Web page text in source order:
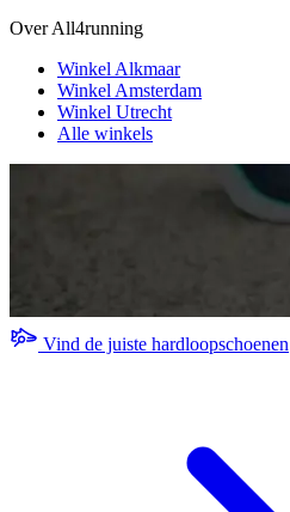
Over All4running
Winkel Alkmaar
Winkel Amsterdam
Winkel Utrecht
Alle winkels
Vind de juiste hardloopschoenen